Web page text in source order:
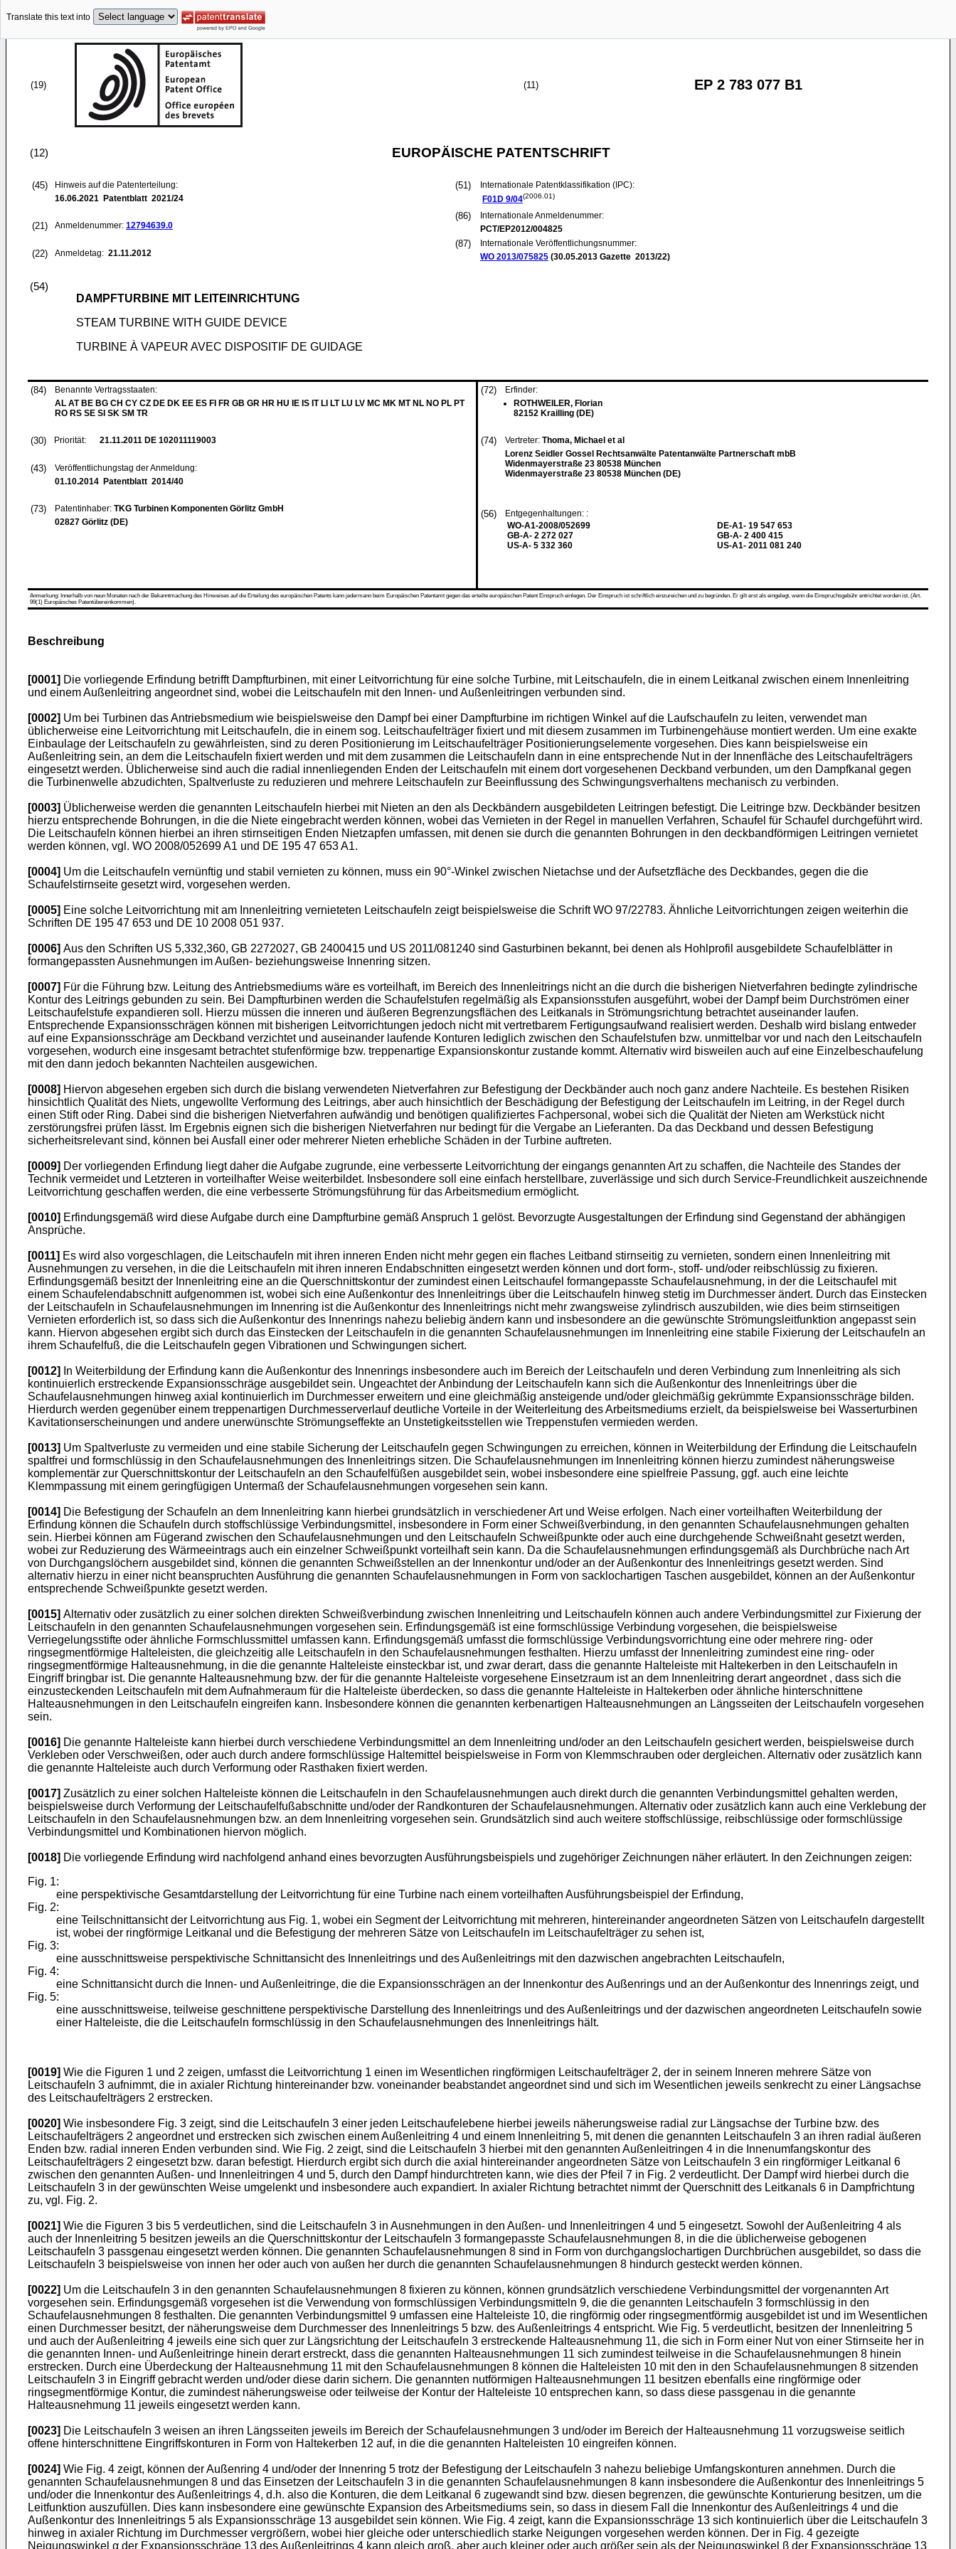
Translate this text into
(19) (11) EP 2 783 077 B1
(12) EUROPÄISCHE PATENTSCHRIFT
(45)
Hinweis auf die Patenterteilung:
16.06.2021 Patentblatt 2021/24
(21) Anmeldenummer: 12794639.0
(22) Anmeldetag: 21.11.2012
(51)
Internationale Patentklassifikation (IPC):
F01D 9/04(2006.01)
(86)
Internationale Anmeldenummer:
PCT/EP2012/004825
(87)
Internationale Veröffentlichungsnummer:
WO 2013/075825 (30.05.2013 Gazette 2013/22)
(54)
DAMPFTURBINE MIT LEITEINRICHTUNG
STEAM TURBINE WITH GUIDE DEVICE
TURBINE À VAPEUR AVEC DISPOSITIF DE GUIDAGE
(84)
Benannte Vertragsstaaten:
AL AT BE BG CH CY CZ DE DK EE ES FI FR GB GR HR HU IE IS IT LI LT LU LV MC MK MT NL NO PL PT
RO RS SE SI SK SM TR
(30) Priorität: 21.11.2011 DE 102011119003
(43)
Veröffentlichungstag der Anmeldung:
01.10.2014 Patentblatt 2014/40
(73) Patentinhaber: TKG Turbinen Komponenten Görlitz GmbH
02827 Görlitz (DE)
(72)
Erfinder:
ROTHWEILER, Florian
82152 Krailling (DE)
(74) Vertreter: Thoma, Michael et al
Lorenz Seidler Gossel Rechtsanwälte Patentanwälte Partnerschaft mbB
Widenmayerstraße 23 80538 München
Widenmayerstraße 23 80538 München (DE)
(56)
Entgegenhaltungen: :
WO-A1-2008/052699
GB-A- 2 272 027
US-A- 5 332 360
DE-A1- 19 547 653
GB-A- 2 400 415
US-A1- 2011 081 240
Anmerkung: Innerhalb von neun Monaten nach der Bekanntmachung des Hinweises auf die Erteilung des europäischen Patents kann jedermann beim Europäischen Patentamt gegen das erteilte europäischen Patent Einspruch einlegen. Der Einspruch ist schriftlich einzureichen und zu begründen. Er gilt erst als eingelegt, wenn die Einspruchsgebühr entrichtet worden ist. (Art.
99(1) Europäisches Patentübereinkommen).
Beschreibung
[0001] Die vorliegende Erfindung betrifft Dampfturbinen, mit einer Leitvorrichtung für eine solche Turbine, mit Leitschaufeln, die in einem Leitkanal zwischen einem Innenleitring
und einem Außenleitring angeordnet sind, wobei die Leitschaufeln mit den Innen- und Außenleitringen verbunden sind.
[0002] Um bei Turbinen das Antriebsmedium wie beispielsweise den Dampf bei einer Dampfturbine im richtigen Winkel auf die Laufschaufeln zu leiten, verwendet man
üblicherweise eine Leitvorrichtung mit Leitschaufeln, die in einem sog. Leitschaufelträger fixiert und mit diesem zusammen im Turbinengehäuse montiert werden. Um eine exakte
Einbaulage der Leitschaufeln zu gewährleisten, sind zu deren Positionierung im Leitschaufelträger Positionierungselemente vorgesehen. Dies kann beispielsweise ein
Außenleitring sein, an dem die Leitschaufeln fixiert werden und mit dem zusammen die Leitschaufeln dann in eine entsprechende Nut in der Innenfläche des Leitschaufelträgers
eingesetzt werden. Üblicherweise sind auch die radial innenliegenden Enden der Leitschaufeln mit einem dort vorgesehenen Deckband verbunden, um den Dampfkanal gegen
die Turbinenwelle abzudichten, Spaltverluste zu reduzieren und mehrere Leitschaufeln zur Beeinflussung des Schwingungsverhaltens mechanisch zu verbinden.
[0003] Üblicherweise werden die genannten Leitschaufeln hierbei mit Nieten an den als Deckbändern ausgebildeten Leitringen befestigt. Die Leitringe bzw. Deckbänder besitzen
hierzu entsprechende Bohrungen, in die die Niete eingebracht werden können, wobei das Vernieten in der Regel in manuellen Verfahren, Schaufel für Schaufel durchgeführt wird.
Die Leitschaufeln können hierbei an ihren stirnseitigen Enden Nietzapfen umfassen, mit denen sie durch die genannten Bohrungen in den deckbandförmigen Leitringen vernietet
werden können, vgl. WO 2008/052699 A1 und DE 195 47 653 A1.
[0004] Um die Leitschaufeln vernünftig und stabil vernieten zu können, muss ein 90°-Winkel zwischen Nietachse und der Aufsetzfläche des Deckbandes, gegen die die
Schaufelstirnseite gesetzt wird, vorgesehen werden.
[0005] Eine solche Leitvorrichtung mit am Innenleitring vernieteten Leitschaufeln zeigt beispielsweise die SchriftWO 97/22783. Ähnliche Leitvorrichtungen zeigen weiterhin die
Schriften DE 195 47 653 und DE 10 2008 051 937.
[0006] Aus den Schriften US 5,332,360, GB 2272027, GB 2400415 und US 2011/081240 sind Gasturbinen bekannt, bei denen als Hohlprofil ausgebildete Schaufelblätter in
formangepassten Ausnehmungen im Außen- beziehungsweise Innenring sitzen.
[0007] Für die Führung bzw. Leitung des Antriebsmediums wäre es vorteilhaft, im Bereich des Innenleitrings nicht an die durch die bisherigen Nietverfahren bedingte zylindrische
Kontur des Leitrings gebunden zu sein. Bei Dampfturbinen werden die Schaufelstufen regelmäßig als Expansionsstufen ausgeführt, wobei der Dampf beim Durchströmen einer
Leitschaufelstufe expandieren soll. Hierzu müssen die inneren und äußeren Begrenzungsflächen des Leitkanals in Strömungsrichtung betrachtet auseinander laufen.
Entsprechende Expansionsschrägen können mit bisherigen Leitvorrichtungen jedoch nicht mit vertretbarem Fertigungsaufwand realisiert werden. Deshalb wird bislang entweder
auf eine Expansionsschräge am Deckband verzichtet und auseinander laufende Konturen lediglich zwischen den Schaufelstufen bzw. unmittelbar vor und nach den Leitschaufeln
vorgesehen, wodurch eine insgesamt betrachtet stufenförmige bzw. treppenartige Expansionskontur zustande kommt. Alternativ wird bisweilen auch auf eine Einzelbeschaufelung
mit den dann jedoch bekannten Nachteilen ausgewichen.
[0008] Hiervon abgesehen ergeben sich durch die bislang verwendeten Nietverfahren zur Befestigung der Deckbänder auch noch ganz andere Nachteile. Es bestehen Risiken
hinsichtlich Qualität des Niets, ungewollte Verformung des Leitrings, aber auch hinsichtlich der Beschädigung der Befestigung der Leitschaufeln im Leitring, in der Regel durch
einen Stift oder Ring. Dabei sind die bisherigen Nietverfahren aufwändig und benötigen qualifiziertes Fachpersonal, wobei sich die Qualität der Nieten am Werkstück nicht
zerstörungsfrei prüfen lässt. Im Ergebnis eignen sich die bisherigen Nietverfahren nur bedingt für die Vergabe an Lieferanten. Da das Deckband und dessen Befestigung
sicherheitsrelevant sind, können bei Ausfall einer oder mehrerer Nieten erhebliche Schäden in der Turbine auftreten.
[0009] Der vorliegenden Erfindung liegt daher die Aufgabe zugrunde, eine verbesserte Leitvorrichtung der eingangs genannten Art zu schaffen, die Nachteile des Standes der
Technik vermeidet und Letzteren in vorteilhafter Weise weiterbildet. Insbesondere soll eine einfach herstellbare, zuverlässige und sich durch Service-Freundlichkeit auszeichnende
Leitvorrichtung geschaffen werden, die eine verbesserte Strömungsführung für das Arbeitsmedium ermöglicht.
[0010] Erfindungsgemäß wird diese Aufgabe durch eine Dampfturbine gemäß Anspruch 1 gelöst. Bevorzugte Ausgestaltungen der Erfindung sind Gegenstand der abhängigen
Ansprüche.
[0011] Es wird also vorgeschlagen, die Leitschaufeln mit ihren inneren Enden nicht mehr gegen ein flaches Leitband stirnseitig zu vernieten, sondern einen Innenleitring mit
Ausnehmungen zu versehen, in die die Leitschaufeln mit ihren inneren Endabschnitten eingesetzt werden können und dort form-, stoff- und/oder reibschlüssig zu fixieren.
Erfindungsgemäß besitzt der Innenleitring eine an die Querschnittskontur der zumindest einen Leitschaufel formangepasste Schaufelausnehmung, in der die Leitschaufel mit
einem Schaufelendabschnitt aufgenommen ist, wobei sich eine Außenkontur des Innenleitrings über die Leitschaufeln hinweg stetig im Durchmesser ändert. Durch das Einstecken
der Leitschaufeln in Schaufelausnehmungen im Innenring ist die Außenkontur des Innenleitrings nicht mehr zwangsweise zylindrisch auszubilden, wie dies beim stirnseitigen
Vernieten erforderlich ist, so dass sich die Außenkontur des Innenrings nahezu beliebig ändern kann und insbesondere an die gewünschte Strömungsleitfunktion angepasst sein
kann. Hiervon abgesehen ergibt sich durch das Einstecken der Leitschaufeln in die genannten Schaufelausnehmungen im Innenleitring eine stabile Fixierung der Leitschaufeln an
ihrem Schaufelfuß, die die Leitschaufeln gegen Vibrationen und Schwingungen sichert.
[0012]
In Weiterbildung der Erfindung kann die Außenkontur des Innenrings insbesondere auch im Bereich der Leitschaufeln und deren Verbindung zum Innenleitring als sich
kontinuierlich erstreckende Expansionsschräge ausgebildet sein. Ungeachtet der Anbindung der Leitschaufeln kann sich die Außenkontur des Innenleitrings über die
Schaufelausnehmungen hinweg axial kontinuierlich im Durchmesser erweitern und eine gleichmäßig ansteigende und/oder gleichmäßig gekrümmte Expansionsschräge bilden.
Hierdurch werden gegenüber einem treppenartigen Durchmesserverlauf deutliche Vorteile in der Weiterleitung des Arbeitsmediums erzielt, da beispielsweise bei Wasserturbinen
Kavitationserscheinungen und andere unerwünschte Strömungseffekte an Unstetigkeitsstellen wie Treppenstufen vermieden werden.
[0013] Um Spaltverluste zu vermeiden und eine stabile Sicherung der Leitschaufeln gegen Schwingungen zu erreichen, können in Weiterbildung der Erfindung die Leitschaufeln
spaltfrei und formschlüssig in den Schaufelausnehmungen des Innenleitrings sitzen. Die Schaufelausnehmungen im Innenleitring können hierzu zumindest näherungsweise
komplementär zur Querschnittskontur der Leitschaufeln an den Schaufelfüßen ausgebildet sein, wobei insbesondere eine spielfreie Passung, ggf. auch eine leichte
Klemmpassung mit einem geringfügigen Untermaß der Schaufelausnehmungen vorgesehen sein kann.
[0014] Die Befestigung der Schaufeln an dem Innenleitring kann hierbei grundsätzlich in verschiedener Art und Weise erfolgen. Nach einer vorteilhaften Weiterbildung der
Erfindung können die Schaufeln durch stoffschlüssige Verbindungsmittel, insbesondere in Form einer Schweißverbindung, in den genannten Schaufelausnehmungen gehalten
sein. Hierbei können am Fügerand zwischen den Schaufelausnehmungen und den Leitschaufeln Schweißpunkte oder auch eine durchgehende Schweißnaht gesetzt werden,
wobei zur Reduzierung des Wärmeeintrags auch ein einzelner Schweißpunkt vorteilhaft sein kann. Da die Schaufelausnehmungen erfindungsgemäß als Durchbrüche nach Art
von Durchgangslöchern ausgebildet sind, können die genannten Schweißstellen an der Innenkontur und/oder an der Außenkontur des Innenleitrings gesetzt werden. Sind
alternativ hierzu in einer nicht beanspruchten Ausführung die genannten Schaufelausnehmungen in Form von sacklochartigen Taschen ausgebildet, können an der Außenkontur
entsprechende Schweißpunkte gesetzt werden.
[0015] Alternativ oder zusätzlich zu einer solchen direkten Schweißverbindung zwischen Innenleitring und Leitschaufeln können auch andere Verbindungsmittel zur Fixierung der
Leitschaufeln in den genannten Schaufelausnehmungen vorgesehen sein. Erfindungsgemäß ist eine formschlüssige Verbindung vorgesehen, die beispielsweise
Verriegelungsstifte oder ähnliche Formschlussmittel umfassen kann. Erfindungsgemäß umfasst die formschlüssige Verbindungsvorrichtung eine oder mehrere ring- oder
ringsegmentförmige Halteleisten, die gleichzeitig alle Leitschaufeln in den Schaufelausnehmungen festhalten. Hierzu umfasst der Innenleitring zumindest eine ring- oder
ringsegmentförmige Halteausnehmung, in die die genannte Halteleiste einsteckbar ist, und zwar derart, dass die genannte Halteleiste mit Haltekerben in den Leitschaufeln in
Eingriff bringbar ist. Die genannte Halteausnehmung bzw. der für die genannte Halteleiste vorgesehene Einsetzraum ist an dem Innenleitring derart angeordnet , dass sich die
einzusteckenden Leitschaufeln mit dem Aufnahmeraum für die Halteleiste überdecken, so dass die genannte Halteleiste in Haltekerben oder ähnliche hinterschnittene
Halteausnehmungen in den Leitschaufeln eingreifen kann. Insbesondere können die genannten kerbenartigen Halteausnehmungen an Längsseiten der Leitschaufeln vorgesehen
sein.
[0016] Die genannte Halteleiste kann hierbei durch verschiedene Verbindungsmittel an dem Innenleitring und/oder an den Leitschaufeln gesichert werden, beispielsweise durch
Verkleben oder Verschweißen, oder auch durch andere formschlüssige Haltemittel beispielsweise in Form von Klemmschrauben oder dergleichen. Alternativ oder zusätzlich kann
die genannte Halteleiste auch durch Verformung oder Rasthaken fixiert werden.
[0017] Zusätzlich zu einer solchen Halteleiste können die Leitschaufeln in den Schaufelausnehmungen auch direkt durch die genannten Verbindungsmittel gehalten werden,
beispielsweise durch Verformung der Leitschaufelfußabschnitte und/oder der Randkonturen der Schaufelausnehmungen. Alternativ oder zusätzlich kann auch eine Verklebung der
Leitschaufeln in den Schaufelausnehmungen bzw. an dem Innenleitring vorgesehen sein. Grundsätzlich sind auch weitere stoffschlüssige, reibschlüssige oder formschlüssige
Verbindungsmittel und Kombinationen hiervon möglich.
[0018] Die vorliegende Erfindung wird nachfolgend anhand eines bevorzugten Ausführungsbeispiels und zugehöriger Zeichnungen näher erläutert. In den Zeichnungen zeigen:
Fig. 1:
eine perspektivische Gesamtdarstellung der Leitvorrichtung für eine Turbine nach einem vorteilhaften Ausführungsbeispiel der Erfindung,
Fig. 2:
eine Teilschnittansicht der Leitvorrichtung aus Fig. 1, wobei ein Segment der Leitvorrichtung mit mehreren, hintereinander angeordneten Sätzen von Leitschaufeln dargestellt
ist, wobei der ringförmige Leitkanal und die Befestigung der mehreren Sätze von Leitschaufeln im Leitschaufelträger zu sehen ist,
Fig. 3:
eine ausschnittsweise perspektivische Schnittansicht des Innenleitrings und des Außenleitrings mit den dazwischen angebrachten Leitschaufeln,
Fig. 4:
eine Schnittansicht durch die Innen- und Außenleitringe, die die Expansionsschrägen an der Innenkontur des Außenrings und an der Außenkontur des Innenrings zeigt, und
Fig. 5:
eine ausschnittsweise, teilweise geschnittene perspektivische Darstellung des Innenleitrings und des Außenleitrings und der dazwischen angeordneten Leitschaufeln sowie
einer Halteleiste, die die Leitschaufeln formschlüssig in den Schaufelausnehmungen des Innenleitrings hält.
[0019] Wie die Figuren 1 und 2 zeigen, umfasst die Leitvorrichtung 1 einen im Wesentlichen ringförmigen Leitschaufelträger 2, der in seinem Inneren mehrere Sätze von
Leitschaufeln 3 aufnimmt, die in axialer Richtung hintereinander bzw. voneinander beabstandet angeordnet sind und sich im Wesentlichen jeweils senkrecht zu einer Längsachse
des Leitschaufelträgers 2 erstrecken.
[0020] Wie insbesondere Fig. 3 zeigt, sind die Leitschaufeln 3 einer jeden Leitschaufelebene hierbei jeweils näherungsweise radial zur Längsachse der Turbine bzw. des
Leitschaufelträgers 2 angeordnet und erstrecken sich zwischen einem Außenleitring 4 und einem Innenleitring 5, mit denen die genannten Leitschaufeln 3 an ihren radial äußeren
Enden bzw. radial inneren Enden verbunden sind. Wie Fig. 2 zeigt, sind die Leitschaufeln 3 hierbei mit den genannten Außenleitringen 4 in die Innenumfangskontur des
Leitschaufelträgers 2 eingesetzt bzw. daran befestigt. Hierdurch ergibt sich durch die axial hintereinander angeordneten Sätze von Leitschaufeln 3 ein ringförmiger Leitkanal 6
zwischen den genannten Außen- und Innenleitringen 4 und 5, durch den Dampf hindurchtreten kann, wie dies der Pfeil 7 in Fig. 2 verdeutlicht. Der Dampf wird hierbei durch die
Leitschaufeln 3 in der gewünschten Weise umgelenkt und insbesondere auch expandiert. In axialer Richtung betrachtet nimmt der Querschnitt des Leitkanals 6 in Dampfrichtung
zu, vgl. Fig. 2.
[0021] Wie die Figuren 3 bis 5 verdeutlichen, sind die Leitschaufeln 3 in Ausnehmungen in den Außen- und Innenleitringen 4 und 5 eingesetzt. Sowohl der Außenleitring 4 als
auch der Innenleitring 5 besitzen jeweils an die Querschnittskontur der Leitschaufeln 3 formangepasste Schaufelausnehmungen 8, in die die üblicherweise gebogenen
Leitschaufeln 3 passgenau eingesetzt werden können. Die genannten Schaufelausnehmungen 8 sind in Form von durchgangslochartigen Durchbrüchen ausgebildet, so dass die
Leitschaufeln 3 beispielsweise von innen her oder auch von außen her durch die genannten Schaufelausnehmungen 8 hindurch gesteckt werden können.
[0022] Um die Leitschaufeln 3 in den genannten Schaufelausnehmungen 8 fixieren zu können, können grundsätzlich verschiedene Verbindungsmittel der vorgenannten Art
vorgesehen sein. Erfindungsgemäß vorgesehen ist die Verwendung von formschlüssigen Verbindungsmitteln 9, die die genannten Leitschaufeln 3 formschlüssig in den
Schaufelausnehmungen 8 festhalten. Die genannten Verbindungsmittel 9 umfassen eine Halteleiste 10, die ringförmig oder ringsegmentförmig ausgebildet ist und im Wesentlichen
einen Durchmesser besitzt, der näherungsweise dem Durchmesser des Innenleitrings 5 bzw. des Außenleitrings 4 entspricht. Wie Fig. 5 verdeutlicht, besitzen der Innenleitring 5
und auch der Außenleitring 4 jeweils eine sich quer zur Längsrichtung der Leitschaufeln 3 erstreckende Halteausnehmung 11, die sich in Form einer Nut von einer Stirnseite her in
die genannten Innen- und Außenleitringe hinein derart erstreckt, dass die genannten Halteausnehmungen 11 sich zumindest teilweise in die Schaufelausnehmungen 8 hinein
erstrecken. Durch eine Überdeckung der Halteausnehmung 11 mit den Schaufelausnehmungen 8 können die Halteleisten 10 mit den in den Schaufelausnehmungen 8 sitzenden
Leitschaufeln 3 in Eingriff gebracht werden und/oder diese darin sichern. Die genannten nutförmigen Halteausnehmungen 11 besitzen ebenfalls eine ringförmige oder
ringsegmentförmige Kontur, die zumindest näherungsweise oder teilweise der Kontur der Halteleiste 10 entsprechen kann, so dass diese passgenau in die genannte
Halteausnehmung 11 jeweils eingesetzt werden kann.
[0023] Die Leitschaufeln 3 weisen an ihren Längsseiten jeweils im Bereich der Schaufelausnehmungen 3 und/oder im Bereich der Halteausnehmung 11 vorzugsweise seitlich
offene hinterschnittene Eingriffskonturen in Form von Haltekerben 12 auf, in die die genannten Halteleisten 10 eingreifen können.
[0024] Wie Fig. 4 zeigt, können der Außenring 4 und/oder der Innenring 5 trotz der Befestigung der Leitschaufeln 3 nahezu beliebige Umfangskonturen annehmen. Durch die
genannten Schaufelausnehmungen 8 und das Einsetzen der Leitschaufeln 3 in die genannten Schaufelausnehmungen 8 kann insbesondere die Außenkontur des Innenleitrings 5
und/oder die Innenkontur des Außenleitrings 4, d.h. also die Konturen, die dem Leitkanal 6 zugewandt sind bzw. diesen begrenzen, die gewünschte Konturierung besitzen, um die
Leitfunktion auszufüllen. Dies kann insbesondere eine gewünschte Expansion des Arbeitsmediums sein, so dass in diesem Fall die Innenkontur des Außenleitrings 4 und die
Außenkontur des Innenleitrings 5 als Expansionsschräge 13 ausgebildet sein können. Wie Fig. 4 zeigt, kann die Expansionsschräge 13 sich kontinuierlich über die Leitschaufeln 3
hinweg in axialer Richtung im Durchmesser vergrößern, wobei hier gleiche oder unterschiedlich starke Neigungen vorgesehen werden können. Der in Fig. 4 gezeigte
Neigungswinkel α der Expansionsschräge 13 des Außenleitrings 4 kann gleich groß, aber auch kleiner oder auch größer sein als der Neigungswinkel β der Expansionsschräge 13